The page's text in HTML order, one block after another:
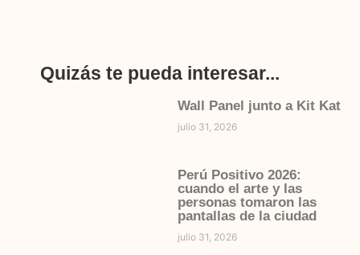
Quizás te pueda interesar...
Wall Panel junto a Kit Kat
julio 31, 2026
Perú Positivo 2026:
cuando el arte y las
personas tomaron las
pantallas de la ciudad
julio 31, 2026